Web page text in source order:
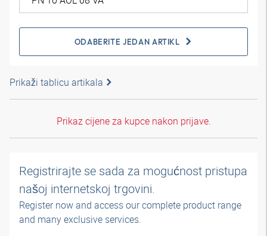
ODABERITE JEDAN ARTIKL
Prikaži tablicu artikala
Prikaz cijene za kupce nakon prijave.
Registrirajte se sada za mogućnost pristupa
našoj internetskoj trgovini.
Register now and access our complete product range
and many exclusive services.